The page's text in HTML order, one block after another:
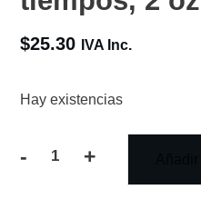
$25.30 IVA Inc.
Hay existencias
- +